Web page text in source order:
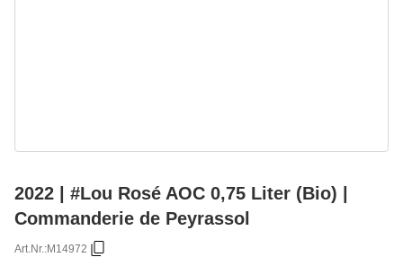
2022 | #Lou Rosé AOC 0,75 Liter (Bio) |
Commanderie de Peyrassol
Art.Nr.:M14972